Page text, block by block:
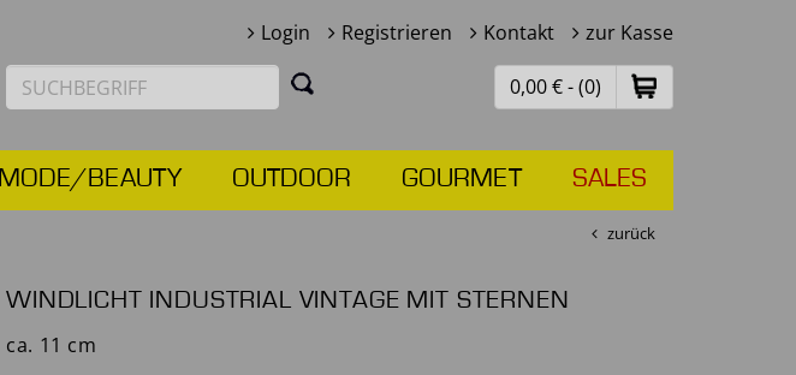
Login Registrieren Kontakt zur Kasse
0,00 € - (0)
MODE/BEAUTY OUTDOOR GOURMET SALES
zurück
WINDLICHT INDUSTRIAL VINTAGE MIT STERNEN
ca. 11 cm